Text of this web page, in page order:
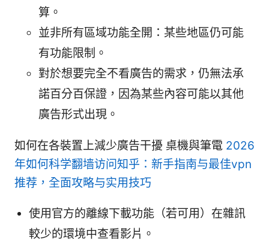
算。
並非所有區域功能全開：某些地區仍可能
有功能限制。
對於想要完全不看廣告的需求，仍無法承
諾百分百保證，因為某些內容可能以其他
廣告形式出現。
如何在各裝置上減少廣告干擾 桌機與筆電 2026
年如何科学翻墙访问知乎：新手指南与最佳vpn
推荐，全面攻略与实用技巧
使用官方的離線下載功能（若可用）在雜訊
較少的環境中查看影片。